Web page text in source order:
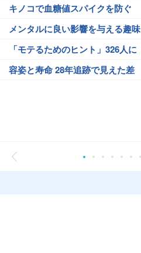
キノコで血糖値スパイクを防ぐ
メンタルに良い影響を与える趣味
「モテるためのヒント」326人に
容姿と寿命 28年追跡で見えた差